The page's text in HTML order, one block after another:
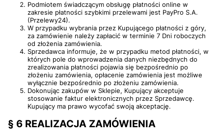
Podmiotem świadczącym obsługę płatności online w
zakresie płatności szybkimi przelewami jest PayPro S.A.
(Przelewy24).
W przypadku wybrania przez Kupującego płatności z góry,
za zamówienie należy zapłacić w terminie 7 Dni roboczych
od złożenia zamówienia.
Sprzedawca informuje, że w przypadku metod płatności, w
których pole do wprowadzenia danych niezbędnych do
zrealizowania płatności pojawia się bezpośrednio po
złożeniu zamówienia, opłacenie zamówienia jest możliwe
wyłącznie bezpośrednio po złożeniu zamówienia.
Dokonując zakupów w Sklepie, Kupujący akceptuje
stosowanie faktur elektronicznych przez Sprzedawcę.
Kupujący ma prawo wycofać swoją akceptację.
§ 6 REALIZACJA ZAMÓWIENIA